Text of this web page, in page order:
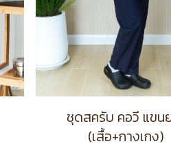
ชุดสครับ คอวี แขน
(เสื้อ+กางเกง)